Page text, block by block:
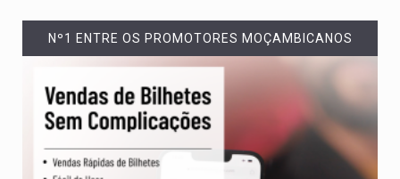
Nº1 ENTRE OS PROMOTORES MOÇAMBICANOS